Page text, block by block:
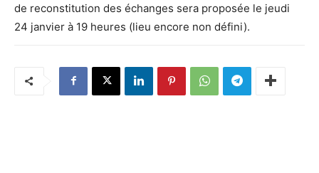
de reconstitution des échanges sera proposée le jeudi
24 janvier à 19 heures (lieu encore non défini).